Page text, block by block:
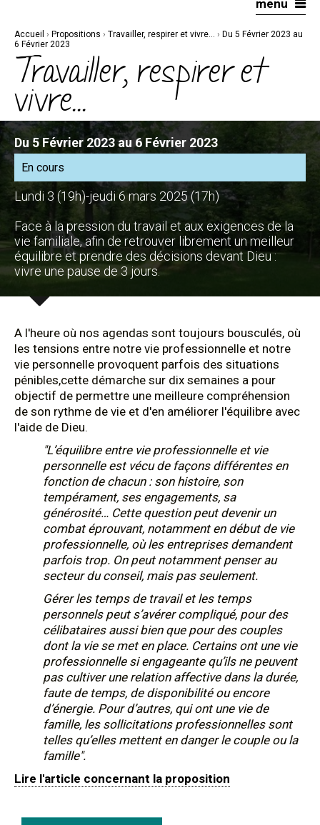
navigation
menu
Accueil › Propositions › Travailler, respirer et vivre... › Du 5 Février 2023 au
6 Février 2023
Travailler, respirer et
vivre...
Du 5 Février 2023 au 6 Février 2023
En cours
Lundi 3 (19h)-jeudi 6 mars 2025 (17h)
Face à la pression du travail et aux exigences de la
vie familiale, afin de retrouver librement un meilleur
équilibre et prendre des décisions devant Dieu :
vivre une pause de 3 jours.
A l'heure où nos agendas sont toujours bousculés, où
les tensions entre notre vie professionnelle et notre
vie personnelle provoquent parfois des situations
pénibles,cette démarche sur dix semaines a pour
objectif de permettre une meilleure compréhension
de son rythme de vie et d'en améliorer l'équilibre avec
l'aide de Dieu.
"L’équilibre entre vie professionnelle et vie
personnelle est vécu de façons différentes en
fonction de chacun : son histoire, son
tempérament, ses engagements, sa
générosité… Cette question peut devenir un
combat éprouvant, notamment en début de vie
professionnelle, où les entreprises demandent
parfois trop. On peut notamment penser au
secteur du conseil, mais pas seulement.
Gérer les temps de travail et les temps
personnels peut s’avérer compliqué, pour des
célibataires aussi bien que pour des couples
dont la vie se met en place. Certains ont une vie
professionnelle si engageante qu’ils ne peuvent
pas cultiver une relation affective dans la durée,
faute de temps, de disponibilité ou encore
d’énergie. Pour d’autres, qui ont une vie de
famille, les sollicitations professionnelles sont
telles qu’elles mettent en danger le couple ou la
famille".
Lire l'article concernant la proposition